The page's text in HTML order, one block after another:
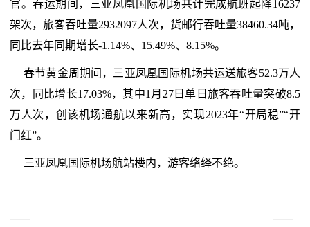
官。春运期间，三亚凤凰国际机场共计完成航班起降16237
架次，旅客吞吐量2932097人次，货邮行吞吐量38460.34吨，
同比去年同期增长-1.14%、15.49%、8.15%。
春节黄金周期间，三亚凤凰国际机场共运送旅客52.3万人
次，同比增长17.03%，其中1月27日单日旅客吞吐量突破8.5
万人次，创该机场通航以来新高，实现2023年“开局稳”“开
门红”。
三亚凤凰国际机场航站楼内，游客络绎不绝。